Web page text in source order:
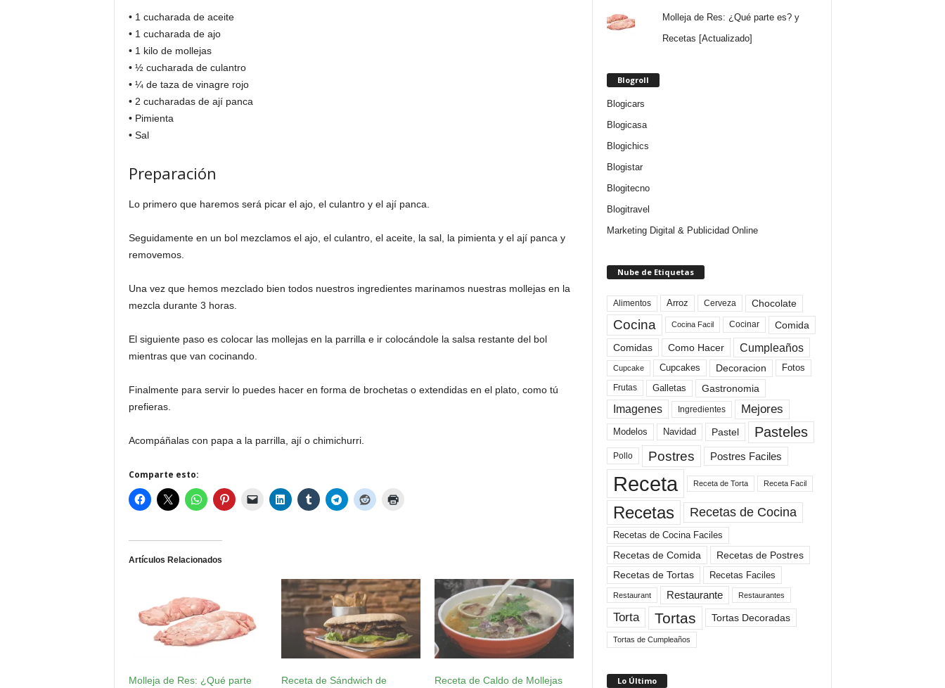
• 1 cucharada de aceite
• 1 cucharada de ajo
• 1 kilo de mollejas
• ½ cucharada de culantro
• ¼ de taza de vinagre rojo
• 2 cucharadas de ají panca
• Pimienta
• Sal
Preparación
Lo primero que haremos será picar el ajo, el culantro y el ají panca.
Seguidamente en un bol mezclamos el ajo, el culantro, el aceite, la sal, la pimienta y el ají panca y
removemos.
Una vez que hemos mezclado bien todos nuestros ingredientes marinamos nuestras mollejas en la
mezcla durante 3 horas.
El siguiente paso es colocar las mollejas en la parrilla e ir colocándole la salsa restante del bol
mientras que van cocinando.
Finalmente para servir lo puedes hacer en forma de brochetas o extendidas en el plato, como tú
prefieras.
Acompáñalas con papa a la parrilla, ají o chimichurri.
Comparte esto:
Artículos Relacionados
Molleja de Res: ¿Qué parte
Receta de Sándwich de
Receta de Caldo de Mollejas
Molleja de Res: ¿Qué parte es? y
Recetas [Actualizado]
Blogroll
Blogicars
Blogicasa
Blogichics
Blogistar
Blogitecno
Blogitravel
Marketing Digital & Publicidad Online
Nube de Etiquetas
Alimentos Arroz Cerveza Chocolate
Cocina Cocina Facil Cocinar
Comida
Comidas
Como Hacer Cumpleaños
Cupcake Cupcakes Decoracion Fotos
Frutas Galletas Gastronomia
Imagenes Ingredientes Mejores
Modelos Navidad Pastel Pasteles
Pollo Postres Postres Faciles
Receta Receta de Torta Receta Facil
Recetas Recetas de Cocina
Recetas de Cocina Faciles
Recetas de Comida
Recetas de Postres
Recetas de Tortas
Recetas Faciles
Restaurant Restaurante Restaurantes
Torta Tortas Tortas Decoradas
Tortas de Cumpleaños
Lo Último